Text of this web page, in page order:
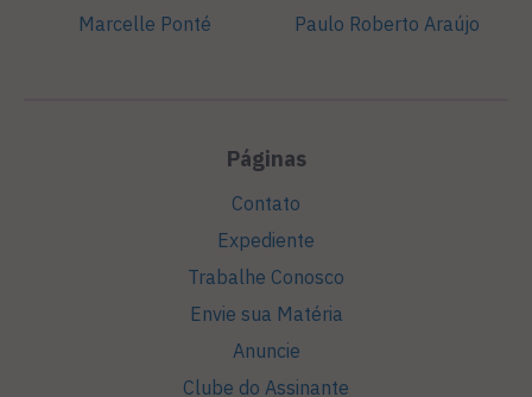
Marcelle Ponté
Paulo Roberto Araújo
Páginas
Contato
Expediente
Trabalhe Conosco
Envie sua Matéria
Anuncie
Clube do Assinante